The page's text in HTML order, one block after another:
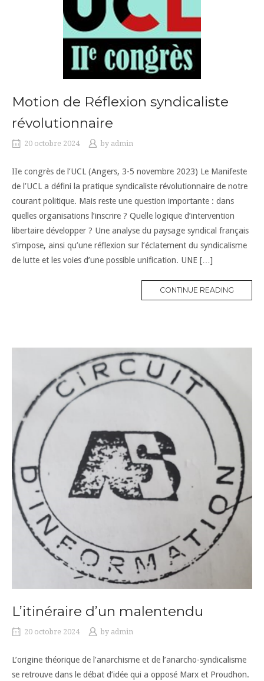
Motion de Réflexion syndicaliste
révolutionnaire
20 octobre 2024 by admin
IIe congrès de l’UCL (Angers, 3-5 novembre 2023) Le Manifeste
de l’UCL a défini la pratique syndicaliste révolutionnaire de notre
courant politique. Mais reste une question importante : dans
quelles organisations l’inscrire ? Quelle logique d’intervention
libertaire développer ? Une analyse du paysage syndical français
s’impose, ainsi qu’une réflexion sur l’éclatement du syndicalisme
de lutte et les voies d’une possible unification. UNE […]
CONTINUE READING
L’itinéraire d’un malentendu
20 octobre 2024 by admin
L’origine théorique de l’anarchisme et de l’anarcho-syndicalisme
se retrouve dans le débat d’idée qui a opposé Marx et Proudhon.